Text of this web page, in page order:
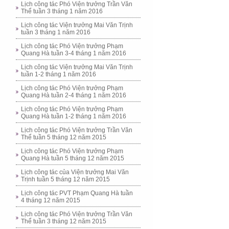
Lịch công tác Phó Viện trưởng Trần Văn
Thể tuần 3 tháng 1 năm 2016
Lịch công tác Viện trưởng Mai Văn Trịnh
tuần 3 tháng 1 năm 2016
Lịch công tác Phó Viện trưởng Phạm
Quang Hà tuần 3-4 tháng 1 năm 2016
Lịch công tác Viện trưởng Mai Văn Trịnh
tuần 1-2 tháng 1 năm 2016
Lịch công tác Phó Viện trưởng Phạm
Quang Hà tuần 2-4 tháng 1 năm 2016
Lịch công tác Phó Viện trưởng Phạm
Quang Hà tuần 1-2 tháng 1 năm 2016
Lịch công tác Phó Viện trưởng Trần Văn
Thể tuần 5 tháng 12 năm 2015
Lịch công tác Phó Viện trưởng Phạm
Quang Hà tuần 5 tháng 12 năm 2015
Lịch công tác của Viện trưởng Mai Văn
Trịnh tuần 5 tháng 12 năm 2015
Lịch công tác PVT Phạm Quang Hà tuần
4 tháng 12 năm 2015
Lịch công tác Phó Viện trưởng Trần Văn
Thể tuần 3 tháng 12 năm 2015